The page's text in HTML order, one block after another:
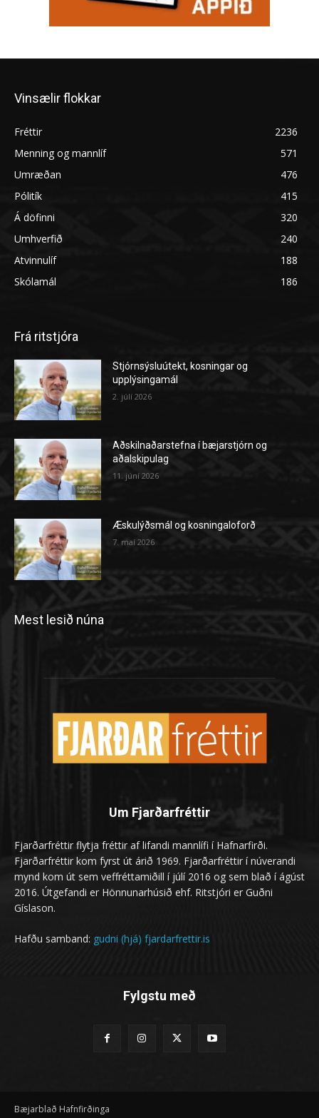
Vinsælir flokkar
Fréttir
2236
Menning og mannlíf
571
Umræðan
476
Pólitík
415
Á döfinni
320
Umhverfið
240
Atvinnulíf
188
Skólamál
186
Frá ritstjóra
Stjórnsýsluútekt, kosningar og
upplýsingamál
2. júlí 2026
Aðskilnaðarstefna í bæjarstjórn og
aðalskipulag
11. júní 2026
Æskulýðsmál og kosningaloforð
7. maí 2026
Mest lesið núna
Um Fjarðarfréttir
Fjarðarfréttir flytja fréttir af lifandi mannlífi í Hafnarfirði.
Fjarðarfréttir kom fyrst út árið 1969. Fjarðarfréttir í núverandi
mynd kom út sem veffréttamiðill í júlí 2016 og sem blað í ágúst
2016. Útgefandi er Hönnunarhúsið ehf. Ritstjóri er Guðni
Gíslason.
Hafðu samband: gudni (hjá) fjardarfrettir.is
Fylgstu með
Bæjarblað Hafnfirðinga